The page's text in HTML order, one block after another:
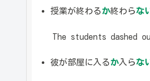
授業が終わるか終わらな
The students dashed
彼が部屋に入るか入らな